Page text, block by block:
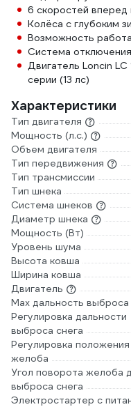
6 скоростей вперед
Колёса с глубоким
Возможность
Система
Двигатель Loncin
серии (13 лс)
Характеристики
Тип двигателя
Мощность (л.с.)
Объем двигателя
Тип передвижения
Тип трансмиссии
Тип шнека
Система шнеков
Диаметр шнека
Мощность (Вт)
Уровень шума
Высота ковша
Ширина ковша
Двигатель
Max дальность выброса
Регулировка дальности
выброса снега
Регулировка положения
желоба
Угол поворота желоба
выброса снега
Электростартер с